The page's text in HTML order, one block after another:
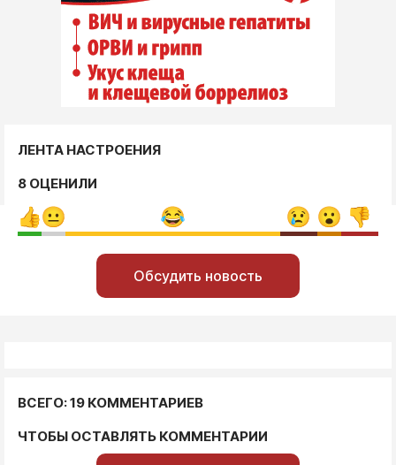
ЛЕНТА НАСТРОЕНИЯ
8 ОЦЕНИЛИ
Обсудить новость
ВСЕГО: 19 КОММЕНТАРИЕВ
ЧТОБЫ ОСТАВЛЯТЬ КОММЕНТАРИИ